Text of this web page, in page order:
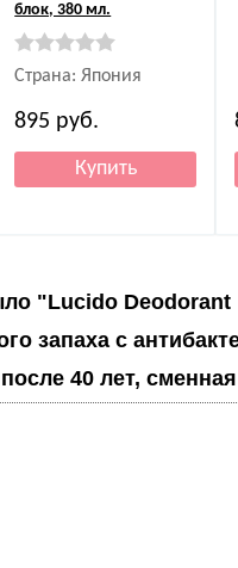
блок, 380 мл.
Страна: Япония
895 руб.
"Lucido Deodorant
запаха с
40 лет, сменная